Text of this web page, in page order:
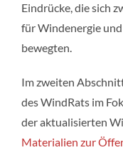
Eindrücke, die sich
für Windenergie
bewegten.
Im zweiten
des WindRats im
der aktualisierten
Materialien zur